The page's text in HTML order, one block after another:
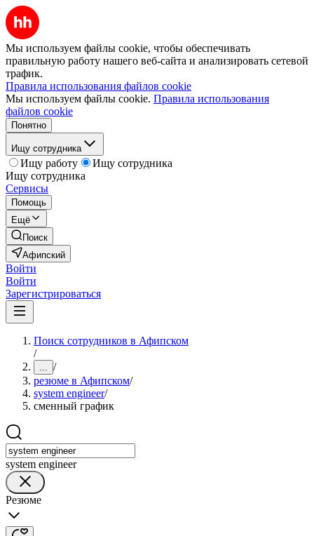
Мы используем файлы cookie, чтобы обеспечивать
правильную работу нашего веб-сайта и анализировать сетевой
трафик.
Правила использования файлов cookie
Мы используем файлы cookie. Правила использования
файлов cookie
Понятно
Ищу сотрудника
Ищу работу
Ищу сотрудника
Ищу сотрудника
Сервисы
Помощь
Ещё
Поиск
Афипский
Войти
Войти
Зарегистрироваться
Поиск сотрудников в Афипском
/
... /
резюме в Афипском/
system engineer/
сменный график
system engineer
Резюме